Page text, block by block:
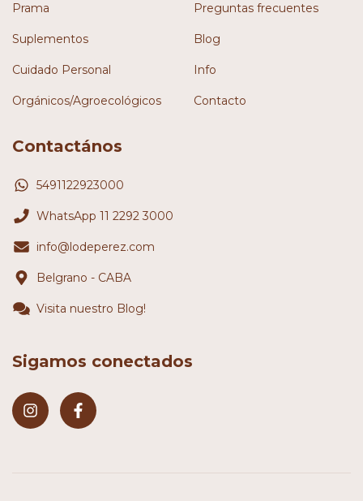
Prama
Suplementos
Cuidado Personal
Orgánicos/Agroecológicos
Preguntas frecuentes
Blog
Info
Contacto
Contactános
5491122923000
WhatsApp 11 2292 3000
info@lodeperez.com
Belgrano - CABA
Visita nuestro Blog!
Sigamos conectados